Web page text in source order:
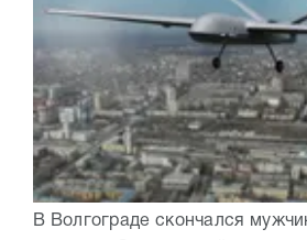
В Волгограде скончался